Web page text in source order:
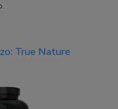
True Nature